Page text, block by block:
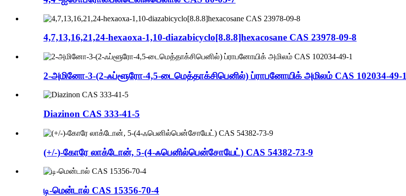
4,7,13,16,21,24-hexaoxa-1,10-diazabicyclo[8.8.8]hexacosane CAS 23978-09-8
2-அமினோ-3-(2-ஃப்ளூரோ-4,5-டைமெத்தாக்சிபெனில்) ப்ராபனோயிக் அமிலம் CAS 102034-49-1
Diazinon CAS 333-41-5
(+/-)-கோரே லாக்டோன், 5-(4-ஃபெனில்பென்சோயேட்) CAS 54382-73-9
டி-மென்டால் CAS 15356-70-4